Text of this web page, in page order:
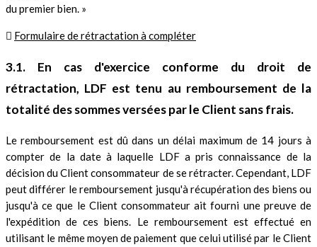
du premier bien. »
 Formulaire de rétractation à compléter
3.1. En cas d'exercice conforme du droit de
rétractation, LDF est tenu au remboursement de la
totalité des sommes versées par le Client sans frais.
Le remboursement est dû dans un délai maximum de 14 jours à
compter de la date à laquelle LDF a pris connaissance de la
décision du Client consommateur de se rétracter. Cependant, LDF
peut différer le remboursement jusqu'à récupération des biens ou
jusqu'à ce que le Client consommateur ait fourni une preuve de
l'expédition de ces biens. Le remboursement est effectué en
utilisant le même moyen de paiement que celui utilisé par le Client